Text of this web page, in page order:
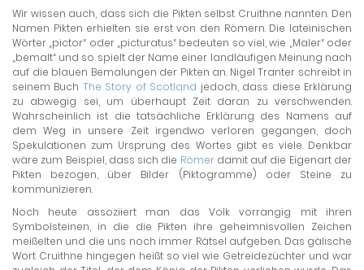
Wir wissen auch, dass sich die Pikten selbst Cruithne nannten. Den
Namen Pikten erhielten sie erst von den Römern. Die lateinischen
Wörter „pictor“ oder „picturatus“ bedeuten so viel, wie „Maler“ oder
„bemalt“ und so spielt der Name einer landläufigen Meinung nach
auf die blauen Bemalungen der Pikten an. Nigel Tranter schreibt in
seinem Buch The Story of Scotland jedoch, dass diese Erklärung
zu abwegig sei, um überhaupt Zeit daran zu verschwenden.
Wahrscheinlich ist die tatsächliche Erklärung des Namens auf
dem Weg in unsere Zeit irgendwo verloren gegangen, doch
Spekulationen zum Ursprung des Wortes gibt es viele. Denkbar
wäre zum Beispiel, dass sich die Römerdamit auf die Eigenart der
Pikten bezogen, über Bilder (Piktogramme) oder Steine zu
kommunizieren.
Noch heute assoziiert man das Volk vorrangig mit ihren
Symbolsteinen, in die die Pikten ihre geheimnisvollen Zeichen
meißelten und die uns noch immer Rätsel aufgeben. Das gälische
Wort Cruithne hingegen heißt so viel wie Getreidezüchter und war